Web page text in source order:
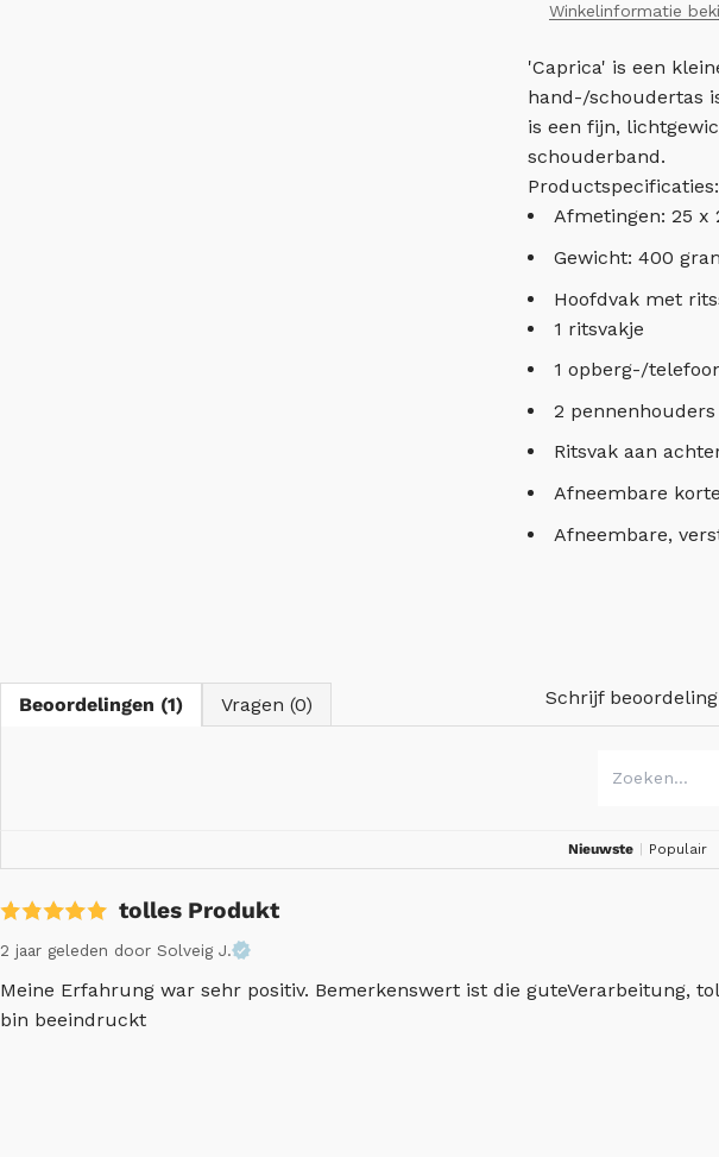
Winkelinformatie
'Caprica' is een
hand-/schoudertas
is een fijn,
schouderband.
Productspecificaties:
Afmetingen: 25 x
Gewicht: 400
Hoofdvak met
1 ritsvakje
1 opberg-/
2 pennenhouders
Ritsvak aan
Afneembare
Afneembare,
Schrijf beoordeling
Beoordelingen (1) Vragen (0)
Nieuwste | Populair
tolles Produkt
2 jaar geleden door Solveig J.
Meine Erfahrung war sehr positiv. Bemerkenswert ist die guteVerarbeitung,
bin beeindruckt